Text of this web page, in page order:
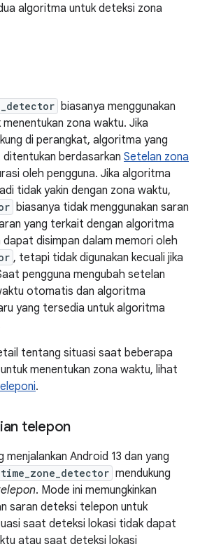
algoritma untuk deteksi zona
biasanya menggunakan
zona waktu. Jika
di perangkat, algoritma yang
berdasarkan Setelan zona
oleh pengguna. Jika algoritma
tidak yakin dengan zona waktu,
biasanya tidak menggunakan saran
yang terkait dengan algoritma
dapat disimpan dalam memori oleh
, tetapi tidak digunakan kecuali jika
pengguna mengubah setelan
otomatis dan algoritma
yang tersedia untuk algoritma
tentang situasi saat beberapa
menentukan zona waktu, lihat
.
telepon
Android 13 dan yang
time_zone_detector mendukung
. Mode ini memungkinkan
saran deteksi telepon untuk
saat deteksi lokasi tidak dapat
atau saat deteksi lokasi